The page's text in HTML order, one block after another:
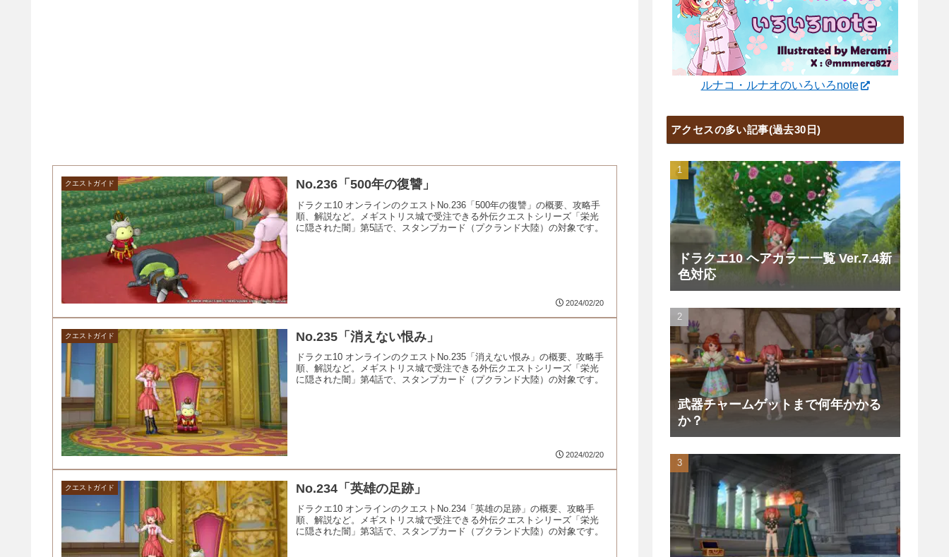
クエストガイド No.236「500年の復讐」
ドラクエ10 オンラインのクエストNo.236「500年の復讐」の概要、攻略手
順、解説など。メギストリス城で受注できる外伝クエストシリーズ「栄光
に隠された闇」第5話で、スタンプカード（プクランド大陸）の対象です。
2024/02/20
クエストガイド No.235「消えない恨み」
ドラクエ10 オンラインのクエストNo.235「消えない恨み」の概要、攻略手
順、解説など。メギストリス城で受注できる外伝クエストシリーズ「栄光
に隠された闇」第4話で、スタンプカード（プクランド大陸）の対象です。
2024/02/20
クエストガイド No.234「英雄の足跡」
ドラクエ10 オンラインのクエストNo.234「英雄の足跡」の概要、攻略手
順、解説など。メギストリス城で受注できる外伝クエストシリーズ「栄光
に隠された闇」第3話で、スタンプカード（プクランド大陸）の対象です。
ルナコ・ルナオのいろいろnote
アクセスの多い記事(過去30日)
ドラクエ10 ヘアカラー一覧 Ver.7.4新
色対応
武器チャームゲットまで何年かかる
か？